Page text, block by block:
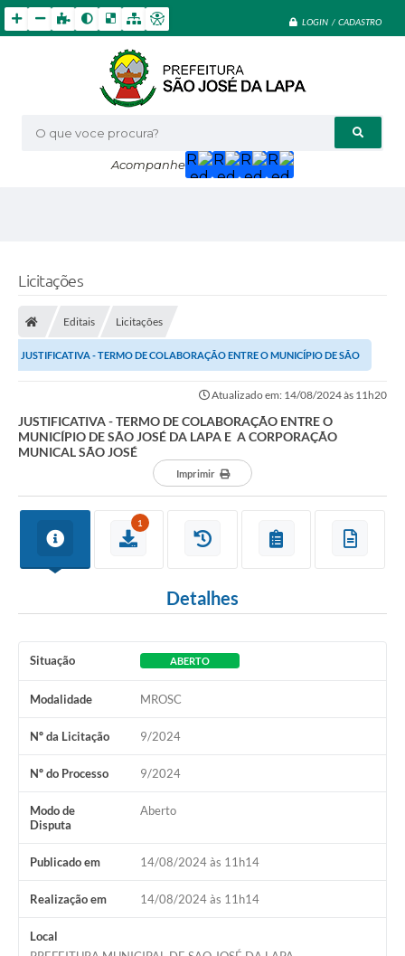
LOGIN / CADASTRO
O que voce procura?
Acompanhe
Licitações
Editais Licitações
JUSTIFICATIVA - TERMO DE COLABORAÇÃO ENTRE O MUNICÍPIO DE SÃO
JOSÉ DA LAPA E A CORPORAÇÃO MUNICAL SÃO...
Atualizado em: 14/08/2024 às 11h20
JUSTIFICATIVA - TERMO DE COLABORAÇÃO ENTRE O
MUNICÍPIO DE SÃO JOSÉ DA LAPA E A CORPORAÇÃO
MUNICAL SÃO JOSÉ
Imprimir
1
Detalhes
Situação ABERTO
Modalidade MROSC
Nº da Licitação 9/2024
Nº do Processo 9/2024
Modo de
Disputa
Aberto
Publicado em 14/08/2024 às 11h14
Realização em 14/08/2024 às 11h14
Local